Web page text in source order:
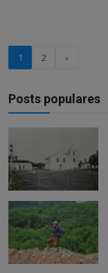
1 2 ›
Posts populares